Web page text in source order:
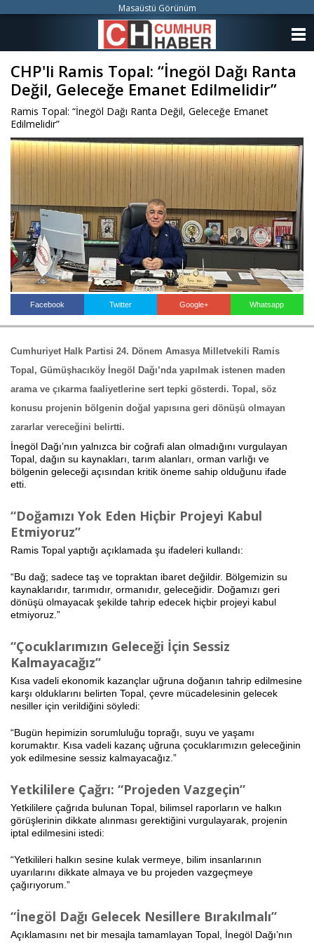
CHP'li Ramis Topal: “İnegöl Dağı Ranta
Değil, Geleceğe Emanet Edilmelidir”
Ramis Topal: “İnegöl Dağı Ranta Değil, Geleceğe Emanet
Edilmelidir”
Facebook Twitter Google+ Whatsapp
Cumhuriyet Halk Partisi 24. Dönem Amasya Milletvekili Ramis
Topal , Gümüşhacıköy İnegöl Dağı’nda yapılmak istenen maden
arama ve çıkarma faaliyetlerine sert tepki gösterdi. Topal, söz
konusu projenin bölgenin doğal yapısına geri dönüşü olmayan
zararlar vereceğini belirtti.
İnegöl Dağı’nın yalnızca bir coğrafi alan olmadığını vurgulayan
Topal, dağın su kaynakları, tarım alanları, orman varlığı ve
bölgenin geleceği açısından kritik öneme sahip olduğunu ifade
etti.
“Doğamızı Yok Eden Hiçbir Projeyi Kabul
Etmiyoruz”
Ramis Topal yaptığı açıklamada şu ifadeleri kullandı:
“Bu dağ; sadece taş ve topraktan ibaret değildir. Bölgemizin su
kaynaklarıdır, tarımıdır, ormanıdır, geleceğidir. Doğamızı geri
dönüşü olmayacak şekilde tahrip edecek hiçbir projeyi kabul
etmiyoruz.”
“Çocuklarımızın Geleceği İçin Sessiz
Kalmayacağız”
Kısa vadeli ekonomik kazançlar uğruna doğanın tahrip edilmesine
karşı olduklarını belirten Topal, çevre mücadelesinin gelecek
nesiller için verildiğini söyledi:
“Bugün hepimizin sorumluluğu toprağı, suyu ve yaşamı
korumaktır. Kısa vadeli kazanç uğruna çocuklarımızın geleceğinin
yok edilmesine sessiz kalmayacağız.”
Yetkililere Çağrı: “Projeden Vazgeçin”
Yetkililere çağrıda bulunan Topal, bilimsel raporların ve halkın
görüşlerinin dikkate alınması gerektiğini vurgulayarak, projenin
iptal edilmesini istedi:
“Yetkilileri halkın sesine kulak vermeye, bilim insanlarının
uyarılarını dikkate almaya ve bu projeden vazgeçmeye
çağırıyorum.”
“İnegöl Dağı Gelecek Nesillere Bırakılmalı”
Açıklamasını net bir mesajla tamamlayan Topal, İnegöl Dağı’nın
Masaüstü Görünüm
KATEGORİLER
FOTO GALERİ
VİDEO GALERİ
KÜNYE
İLETİŞİM
Haberin Doğru Adresi.